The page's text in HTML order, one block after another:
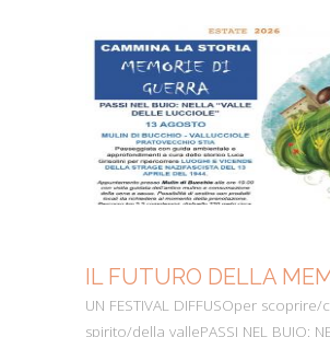
IL FUTURO DELLA
UN FESTIVAL DIFFUSOper
spirito/della vallePASSI NEL BUIO: